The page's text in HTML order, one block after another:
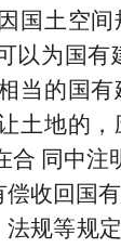
国土空
以为国有
当 的 国
土地的
合 同中注
收回国
规等规